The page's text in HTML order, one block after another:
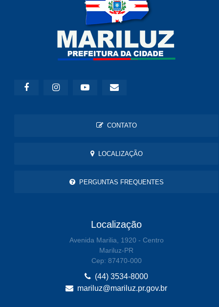
CONTATO
LOCALIZAÇÃO
PERGUNTAS FREQUENTES
Localização
Avenida Marilia, 1920 - Centro
Mariluz-PR
Cep: 87470-000
(44) 3534-8000
mariluz@mariluz.pr.gov.br